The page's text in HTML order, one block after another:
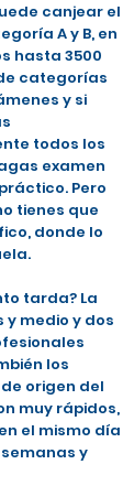
canjear el
A y B, en
hasta 3500
categorías
y si
todos los
examen
Pero
tienes que
donde lo
tarda? La
y medio y dos
los
origen del
muy rápidos,
el mismo día
y